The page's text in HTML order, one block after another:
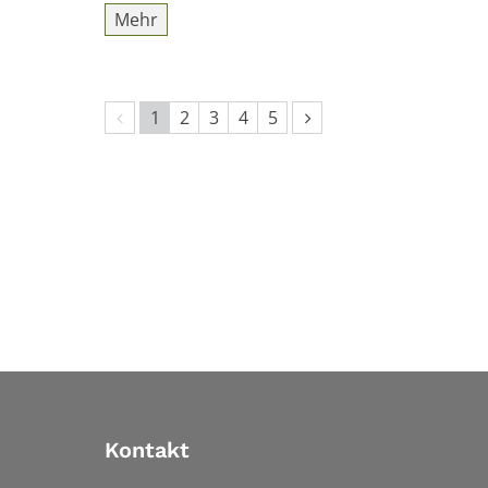
Mehr
Vorherige Seite
1 2 3 4 5 Nächste Seite
Kontakt